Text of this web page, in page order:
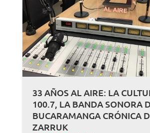
33 AÑOS AL AIRE: LA
100.7, LA BANDA SONORA
BUCARAMANGA CRÓNICA
ZARRUK